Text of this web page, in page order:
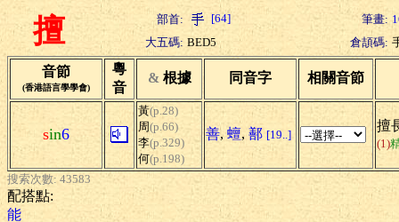
擅 部首: [64] 筆畫:
大五碼: BED5 倉頡碼:
音節
(香港語言學學會)
粵
音
& 根據 同音字 相關音節
sin6
黃(p.28)
周(p.66)
李(p.329)
何(p.198)
善, 蟺, 鄯 [19..]
擅
(1)
搜索次數: 43583
配搭點:
能